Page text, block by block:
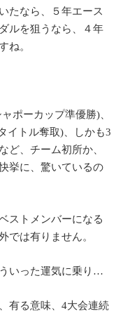
たなら、５年エース
ルを狙うなら、４年
ね。
ポーカップ準優勝)、
イトル奪取)、しかも3
ど、チーム初所か、
挙に、驚いているの
ストメンバーになる
では有りません。
いった運気に乗り…
有る意味、4大会連続